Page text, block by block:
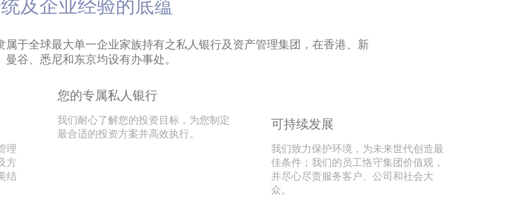
及企业经验的底蕴
属于全球最大单一企业家族持有之私人银行及资产管理集团，在香港、新
曼谷、悉尼和东京均设有办事处。
理
方
结
您的专属私人银行
我们耐心了解您的投资目标，为您制定
最合适的投资方案并高效执行。
可持续发展
我们致力保护环境，为未来世代创造最
佳条件；我们的员工恪守集团价值观，
并尽心尽责服务客户、公司和社会大
众。